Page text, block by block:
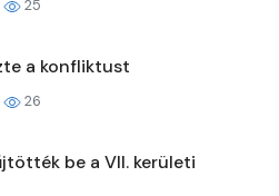
25
a konfliktust
26
be a VII. kerületi